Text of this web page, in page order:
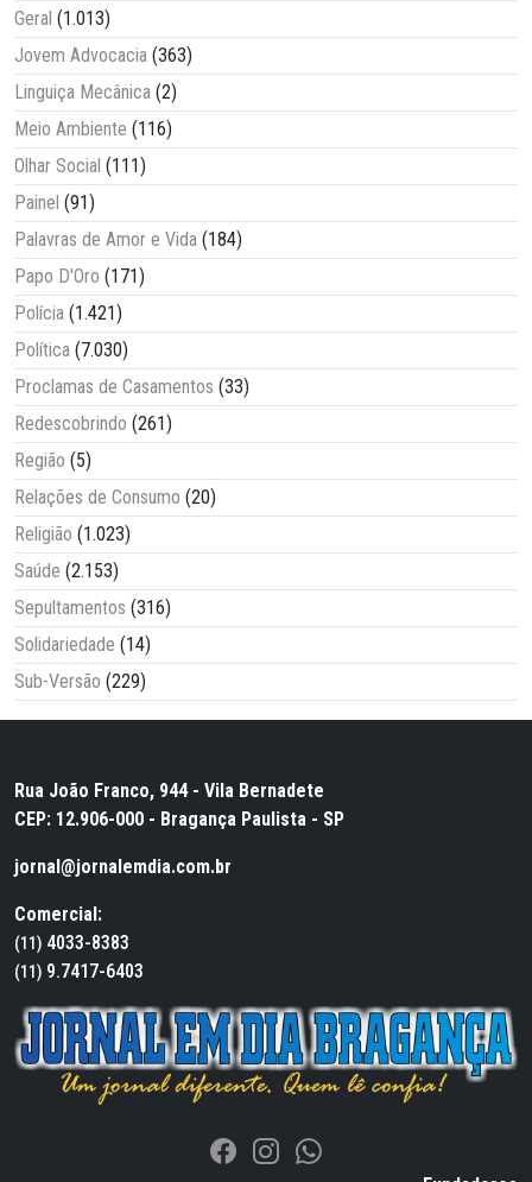
Geral (1.013)
Jovem Advocacia (363)
Linguiça Mecânica (2)
Meio Ambiente (116)
Olhar Social (111)
Painel (91)
Palavras de Amor e Vida (184)
Papo D'Oro (171)
Polícia (1.421)
Política (7.030)
Proclamas de Casamentos (33)
Redescobrindo (261)
Região (5)
Relações de Consumo (20)
Religião (1.023)
Saúde (2.153)
Sepultamentos (316)
Solidariedade (14)
Sub-Versão (229)
Rua João Franco, 944 - Vila Bernadete
CEP: 12.906-000 - Bragança Paulista - SP
jornal@jornalemdia.com.br
Comercial:
(11) 4033-8383
(11) 9.7417-6403